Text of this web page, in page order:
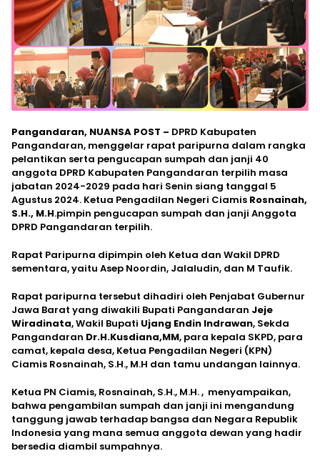
Pangandaran, NUANSA POST – DPRD Kabupaten
Pangandaran, menggelar rapat paripurna dalam rangka
pelantikan serta pengucapan sumpah dan janji 40
anggota DPRD Kabupaten Pangandaran terpilih masa
jabatan 2024-2029 pada hari Senin siang tanggal 5
Agustus 2024. Ketua Pengadilan Negeri Ciamis Rosnainah,
S.H., M.H.pimpin pengucapan sumpah dan janji Anggota
DPRD Pangandaran terpilih.
Rapat Paripurna dipimpin oleh Ketua dan Wakil DPRD
sementara, yaitu Asep Noordin, Jalaludin, dan M Taufik.
Rapat paripurna tersebut dihadiri oleh Penjabat Gubernur
Jawa Barat yang diwakili Bupati Pangandaran Jeje
Wiradinata, Wakil Bupati Ujang Endin Indrawan, Sekda
Pangandaran Dr.H.Kusdiana,MM, para kepala SKPD, para
camat, kepala desa, Ketua Pengadilan Negeri (KPN)
Ciamis Rosnainah, S.H., M.H dan tamu undangan lainnya.
Ketua PN Ciamis, Rosnainah, S.H., M.H. , menyampaikan,
bahwa pengambilan sumpah dan janji ini mengandung
tanggung jawab terhadap bangsa dan Negara Republik
Indonesia yang mana semua anggota dewan yang hadir
bersedia diambil sumpahnya.